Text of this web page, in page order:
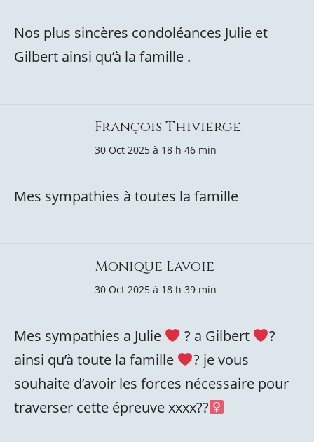
Nos plus sincères condoléances Julie et
Gilbert ainsi qu’à la famille .
François Thivierge
30 Oct 2025 à 18 h 46 min
Mes sympathies à toutes la famille
Monique Lavoie
30 Oct 2025 à 18 h 39 min
Mes sympathies a Julie ? a Gilbert
?
ainsi qu’à toute la famille
? je vous
souhaite d’avoir les forces nécessaire pour
traverser cette épreuve xxxx??‍